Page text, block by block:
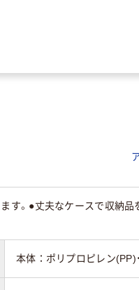
す。●丈夫なケースで収納品
本体：ポリプロピレン(PP)